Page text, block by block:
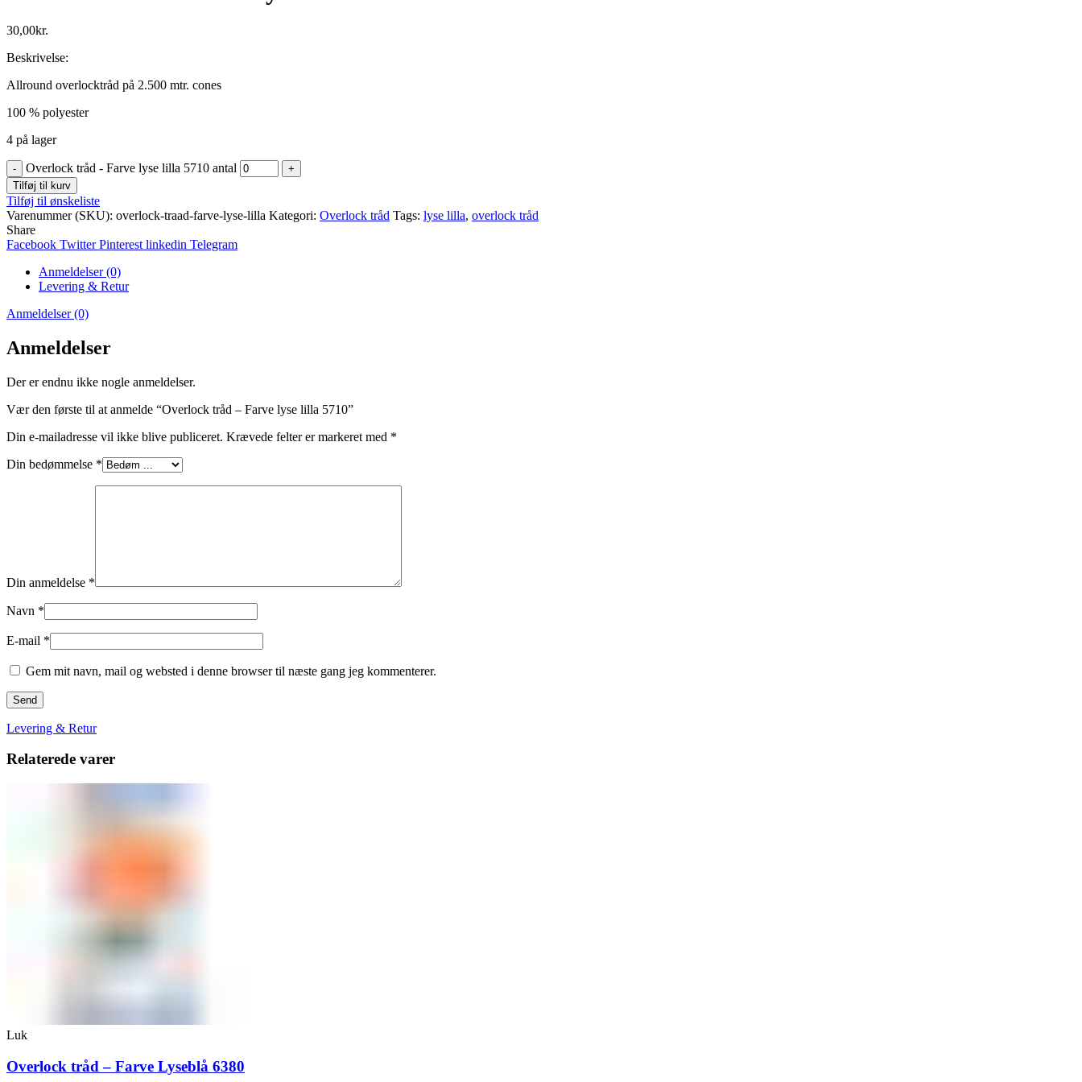
30,00kr.
Beskrivelse:
Allround overlocktråd på 2.500 mtr. cones
100 % polyester
4 på lager
Overlock tråd - Farve lyse lilla 5710 antal
Tilføj til kurv
Tilføj til ønskeliste
Varenummer (SKU): overlock-traad-farve-lyse-lilla Kategori: Overlock tråd Tags: lyse lilla, overlock tråd
Share
Facebook Twitter Pinterest linkedin Telegram
Anmeldelser (0)
Levering & Retur
Anmeldelser (0)
Anmeldelser
Der er endnu ikke nogle anmeldelser.
Vær den første til at anmelde “Overlock tråd – Farve lyse lilla 5710”
Din e-mailadresse vil ikke blive publiceret. Krævede felter er markeret med *
Din bedømmelse *
Din anmeldelse *
Navn *
E-mail *
Gem mit navn, mail og websted i denne browser til næste gang jeg kommenterer.
Levering & Retur
Relaterede varer
Luk
Overlock tråd – Farve Lyseblå 6380